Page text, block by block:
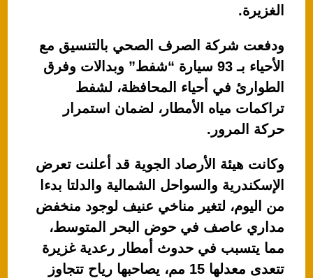
الغزيرة.
ودفعت شركة الصرف الصحي بالتنسيق مع
الأحياء بـ 93 سيارة “شفط” وبدالات وفرق
الطوارئ في أحياء المحافظة، لشفط
تراكمات مياه الأمطار، لضمان استمرار
حركة المرور.
وكانت هيئة الأرصاد الجوية قد أعلنت تعرض
الإسكندرية والسواحل الشمالية والدلتا بدءا
من اليوم، لتغير مناخي عنيف لوجود منخفض
مداري عاصف في حوض البحر المتوسط،
مما يتسبب في حدوث أمطار رعدية غزيرة
تتعدى معدلها 15 مم، يصاحبها رياح تتجاوز